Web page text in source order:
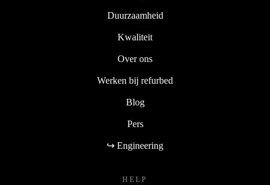
Duurzaamheid
Kwaliteit
Over ons
Werken bij refurbed
Blog
Pers
↪ Engineering
HELP